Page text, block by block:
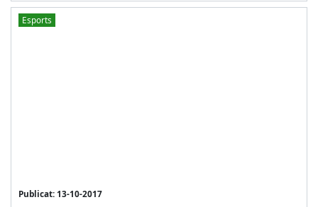
Esports
Publicat: 13-10-2017